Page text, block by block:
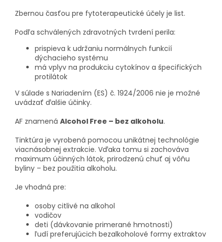
Zbernou časťou pre fytoterapeutické účely je list.
Podľa schválených zdravotných tvrdení perila:
prispieva k udržaniu normálnych funkcií
dýchacieho systému
má vplyv na produkciu cytokínov a špecifických
protilátok
V súlade s Nariadením (ES) č. 1924/2006 nie je možné
uvádzať ďalšie účinky.
AF znamená Alcohol Free – bez alkoholu.
Tinktúra je vyrobená pomocou unikátnej technológie
viacnásobnej extrakcie. Vďaka tomu si zachováva
maximum účinných látok, prirodzenú chuť aj vôňu
byliny – bez použitia alkoholu.
Je vhodná pre:
osoby citlivé na alkohol
vodičov
deti (dávkovanie primerané hmotnosti)
ľudí preferujúcich bezalkoholové formy extraktov